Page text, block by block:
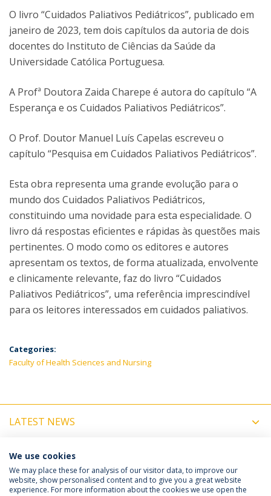
O livro “Cuidados Paliativos Pediátricos”, publicado em
janeiro de 2023, tem dois capítulos da autoria de dois
docentes do Instituto de Ciências da Saúde da
Universidade Católica Portuguesa.
A Profª Doutora Zaida Charepe é autora do capítulo “A
Esperança e os Cuidados Paliativos Pediátricos”.
O Prof. Doutor Manuel Luís Capelas escreveu o
capítulo “Pesquisa em Cuidados Paliativos Pediátricos”.
Esta obra representa uma grande evolução para o
mundo dos Cuidados Paliativos Pediátricos,
constituindo uma novidade para esta especialidade. O
livro dá respostas eficientes e rápidas às questões mais
pertinentes. O modo como os editores e autores
apresentam os textos, de forma atualizada, envolvente
e clinicamente relevante, faz do livro “Cuidados
Paliativos Pediátricos”, uma referência imprescindível
para os leitores interessados em cuidados paliativos.
Categories:
Faculty of Health Sciences and Nursing
LATEST NEWS
UPCOMING EVENTS
Política de Privacidade Termos e Condições
We use cookies
We may place these for analysis of our visitor data, to improve our
website, show personalised content and to give you a great website
experience. For more information about the cookies we use open the